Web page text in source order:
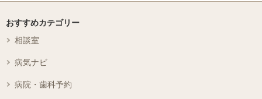
おすすめカテゴリー
相談室
病気ナビ
病院・歯科予約